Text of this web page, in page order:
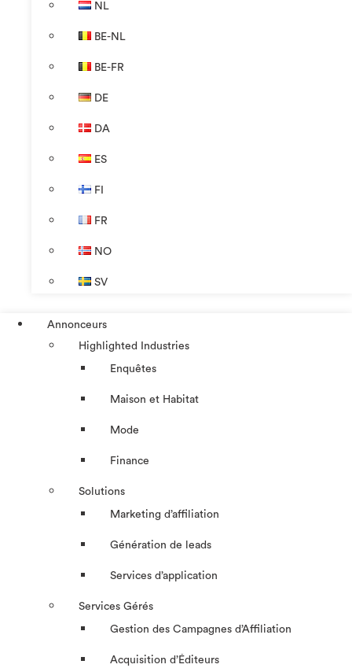
NL
BE-NL
BE-FR
DE
DA
ES
FI
FR
NO
SV
Annonceurs
Highlighted Industries
Enquêtes
Maison et Habitat
Mode
Finance
Solutions
Marketing d’affiliation
Génération de leads
Services d’application
Services Gérés
Gestion des Campagnes d’Affiliation​
Acquisition d’Éditeurs